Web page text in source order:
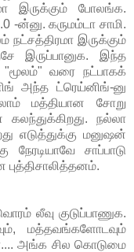
இருக்கும் போலங்க.
ன்னு. கருமம்டா சாமி.
நட்சத்திரமா இருக்கும்
இருப்பானுக. இந்த
வரை நட்பாகக்
அந்த ட்ரெய்னிங்-னு
மத்தியான சோறு
நல்லா
எடுத்துக்கு மனுஷன்
நேரடியாவே சாப்பாடு
புத்திசாலித்தனம்.
லீவு குடுப்பாணுக.
மத்தவங்களோடவும்
அங்க சில கொடுமை